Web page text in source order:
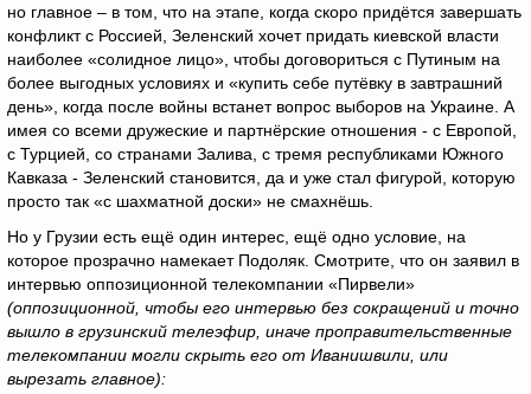
но главное – в том, что на этапе, когда скоро придётся завершать
конфликт с Россией, Зеленский хочет придать киевской власти
наиболее «солидное лицо», чтобы договориться с Путиным на
более выгодных условиях и «купить себе путёвку в завтрашний
день», когда после войны встанет вопрос выборов на Украине. А
имея со всеми дружеские и партнёрские отношения - с Европой,
с Турцией, со странами Залива, с тремя республиками Южного
Кавказа - Зеленский становится, да и уже стал фигурой, которую
просто так «с шахматной доски» не смахнёшь.
Но у Грузии есть ещё один интерес, ещё одно условие, на
которое прозрачно намекает Подоляк. Смотрите, что он заявил в
интервью оппозиционной телекомпании «Пирвели»
(оппозиционной, чтобы его интервью без сокращений и точно
вышло в грузинский телеэфир, иначе проправительственные
телекомпании могли скрыть его от Иванишвили, или
вырезать главное):